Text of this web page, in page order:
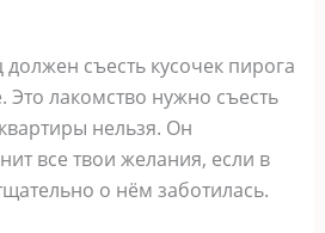
съесть кусочек пирога
Это лакомство нужно съесть
нельзя. Он
все твои желания, если в
о нём заботилась.